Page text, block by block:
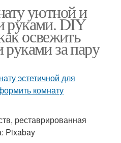
уютной и
руками. DIY
освежить
за пару
реставрированная
Pixabay